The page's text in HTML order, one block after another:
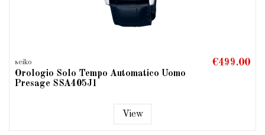
seiko
Orologio Solo Tempo Automatico Uomo
Presage SSA405J1
€499.00
View